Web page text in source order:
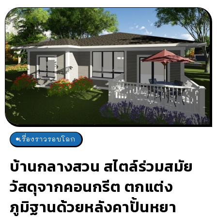
เรื่องราวรอบโลก
บ้านกลางสวน สไตล์ร่วมสมัย
วัสดุจากคอนกรีต ตกแต่ง
ภูมิฐานด้วยหลังคาปั้นหยา